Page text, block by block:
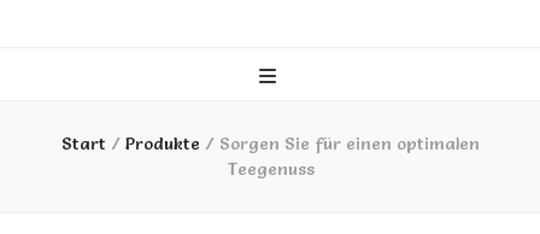
Start / Produkte / Sorgen Sie für einen optimalen
Teegenuss